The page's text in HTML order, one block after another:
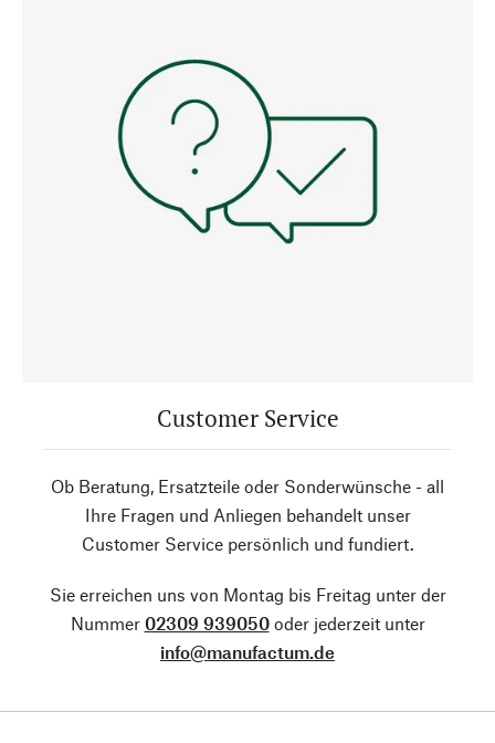
Customer Service
Ob Beratung, Ersatzteile oder Sonderwünsche - all
Ihre Fragen und Anliegen behandelt unser
Customer Service persönlich und fundiert.
Sie erreichen uns von Montag bis Freitag unter der
Nummer 02309 939050oder jederzeit unter
info@manufactum.de